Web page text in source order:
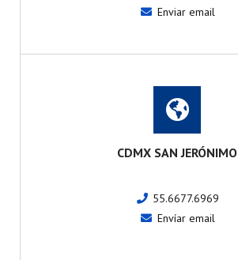
Enviar email
CDMX SAN JERÓNIMO
55.6677.6969
Envíar email